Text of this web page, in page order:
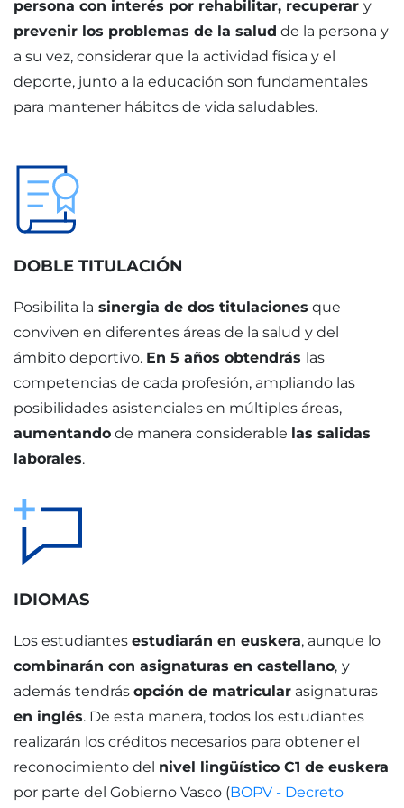
persona con interés por rehabilitar, recuperar y
prevenir los problemas de la salud de la persona y
a su vez, considerar que la actividad física y el
deporte, junto a la educación son fundamentales
para mantener hábitos de vida saludables.
DOBLE TITULACIÓN
Posibilita la sinergia de dos titulaciones que
conviven en diferentes áreas de la salud y del
ámbito deportivo. En 5 años obtendrás las
competencias de cada profesión, ampliando las
posibilidades asistenciales en múltiples áreas,
aumentando de manera considerable las salidas
laborales.
IDIOMAS
Los estudiantes estudiarán en euskera, aunque lo
combinarán con asignaturas en castellano, y
además tendrás opción de matricular asignaturas
en inglés. De esta manera, todos los estudiantes
realizarán los créditos necesarios para obtener el
reconocimiento del nivel lingüístico C1 de euskera
por parte del Gobierno Vasco (BOPV - Decreto